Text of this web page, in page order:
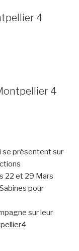
4
4
se présentent sur
22 et 29 Mars
pour
sur leur